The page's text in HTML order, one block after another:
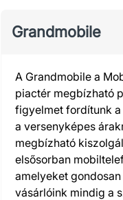
Grandmobile
A Grandmobile a
piactér megbízható
figyelmet fordítunk
a versenyképes
megbízható
elsősorban
amelyeket
vásárlóink mindig a